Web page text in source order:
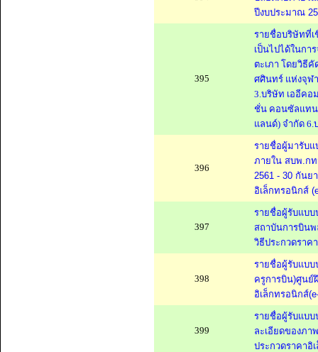
ปีงบประมาณ
395
รายชื่อบริษัทที่เ
เป็นไปได้ในกา
ตะเภา โดยวิธี
ศศินทร์ แห่งจุฬ
3.บริษัท เออีคอ
ชั่น คอนซัลแทน
แลนด์) จำกัด
396
รายชื่อผู้มารับแ
ภายใน สบพ.กท
2561 - 30 กันย
อิเล็กทรอนิกส์
397
รายชื่อผู้รับแบบ
สถาบันการบินพ
วิธีประกวดราค
398
รายชื่อผู้รับแบบ
ครูการบิน)ศูนย์
อิเล็กทรอนิกส์
399
รายชื่อผู้รับแบบ
ละเอียดของภา
ประกวดราคาอิ